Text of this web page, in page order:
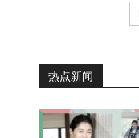
热点新闻